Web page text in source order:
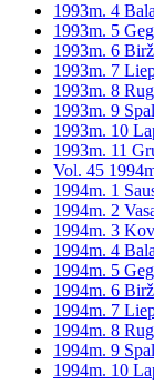
1993m. 4
1993m. 5
1993m. 6
1993m. 7
1993m. 8
1993m. 9
1993m. 10
1993m. 11
Vol. 45
1994m. 1
1994m. 2
1994m. 3
1994m. 4
1994m. 5
1994m. 6
1994m. 7
1994m. 8
1994m. 9
1994m. 10